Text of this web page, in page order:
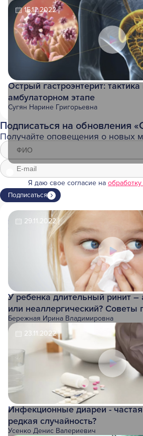
15.12.2022
Острый гастроэнтерит:
амбулаторном этапе
Сугян Нарине Григорьевна
Подписаться на обновления
Получайте оповещения о новых
Я даю свое согласие на
Подписаться
29.11.2022
У ребенка длительный ринит –
или неаллергический? Советы
Бережная Ирина Владимировна
23.11.2022
Инфекционные диареи -
редкая случайность?
Усенко Денис Валериевич